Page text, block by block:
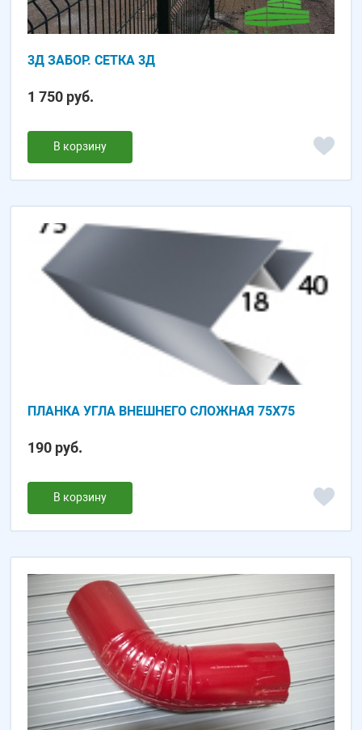
3Д ЗАБОР. СЕТКА 3Д
1 750 руб.
В корзину
ПЛАНКА УГЛА ВНЕШНЕГО СЛОЖНАЯ 75Х75
190 руб.
В корзину